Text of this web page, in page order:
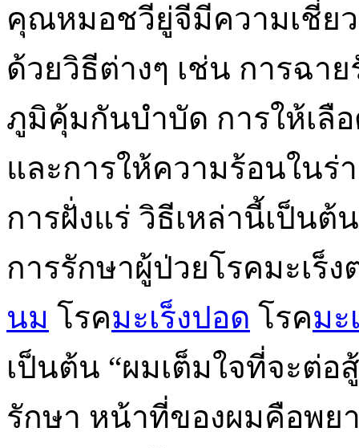
คุณหมอชวียู่จีมีความเชี่ย
ด้วยวิธีต่างๆ เช่น การฉา
ภูมิคุ้มกันบำบัด การให้เลื
และการให้ความร้อนในร่
การฝั่งแร่ วิธีเหล่านี้เป็นต้
การรักษาผู้ป่วยโรคมะเร็ง
นม โรคมะเร็งปอด โรคมะ
เป็นต้น “ผมเต็มใจที่จะต่
รักษา หน้าที่ของผมคือพย